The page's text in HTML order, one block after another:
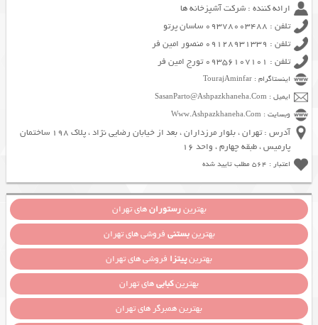
ارائه کننده : شرکت آشپزخانه ها
تلفن : 09378003488 ساسان پرتو
تلفن : 09128931339 منصور امین فر
تلفن : 09356107101 تورج امین فر
اینستاگرام : TourajAminfar
ایمیل : SasanParto@Ashpazkhaneha.Com
وبسایت : Www.Ashpazkhaneha.Com
آدرس : تهران ، بلوار مرزداران ، بعد از خیابان رضایی نژاد ، پلاک 198 ساختمان
پارمیس ، طبقه چهارم ، واحد 16
اعتبار : 564 مطلب تایید شده
بهترینرستورانهای تهران
بهترینبستنی فروشی های تهران
بهترینپیتزا فروشی های تهران
بهترینکبابیهای تهران
بهترین همبرگر های تهران